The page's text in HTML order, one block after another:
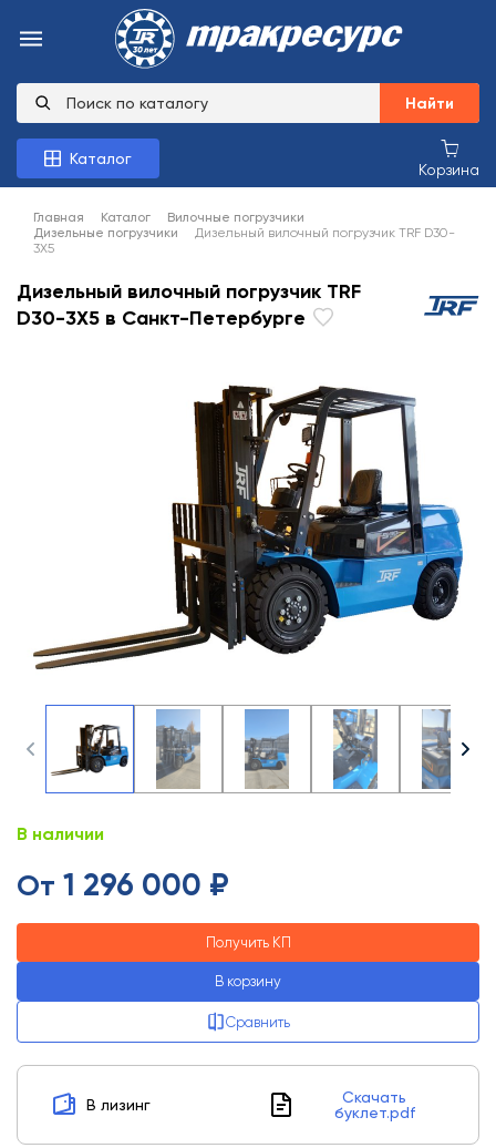
Найти
Каталог
Корзина
Главная Каталог
Вилочные погрузчики
Дизельные погрузчики
Дизельный вилочный погрузчик TRF D30-
3X5
Дизельный вилочный погрузчик TRF
D30-3X5 в Санкт-Петербурге
В наличии
От 1 296 000 ₽
Получить КП
В корзину
Сравнить
В лизинг
Скачать
буклет.pdf